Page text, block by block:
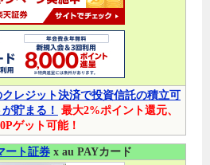
レジット決済で投資信託の積立可
貯まる！ 最大2%ポイント還元、
ゲット可能！
ート証券x au PAYカード